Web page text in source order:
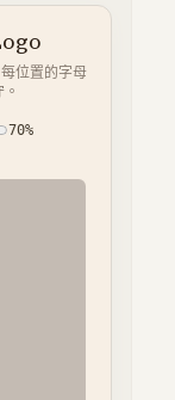
位置的字母
70%